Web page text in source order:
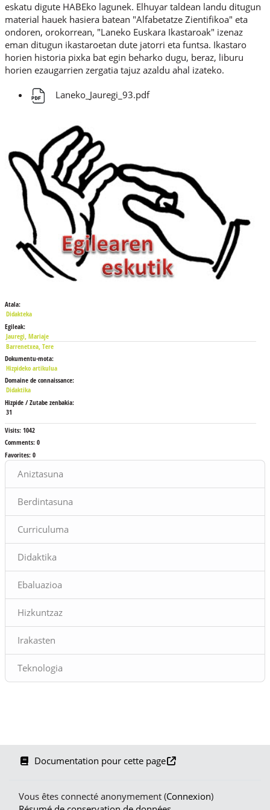
Blocs
Aniztasuna
Berdintasuna
Curriculuma
Didaktika
Ebaluazioa
Hizkuntzaz
Irakasten
Teknologia
Atala:
Didakteka
Egileak:
Jauregi, Mariaje
Barrenetxea, Tere
Dokumentu-mota:
Hizpideko artikulua
Domaine de connaissance:
Didaktika
Hizpide / Zutabe zenbakia:
31
Visits: 1042
Comments: 0
Favorites: 0
eskatu digute HABEko lagunek. Elhuyar taldean landu ditugun
material hauek hasiera batean "Alfabetatze Zientifikoa" eta
ondoren, orokorrean, "Laneko Euskara Ikastaroak" izenaz
eman ditugun ikastaroetan dute jatorri eta funtsa. Ikastaro
horien historia pixka bat egin beharko dugu, beraz, liburu
horien ezaugarrien zergatia tajuz azaldu ahal izateko.
Laneko_Jauregi_93.pdf
Documentation pour cette page
Vous êtes connecté anonymement (Connexion)